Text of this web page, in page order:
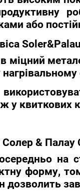
або
міцний
у
& Палау
форму,
дозволить